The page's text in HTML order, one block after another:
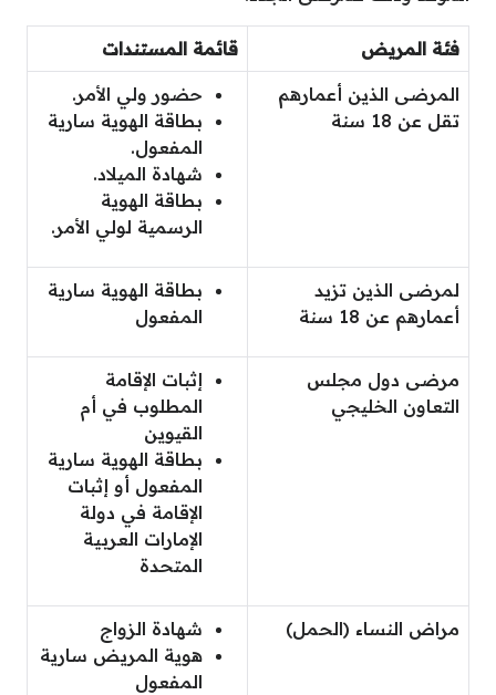
فئة المريض قائمة المستندات
المرضى الذين أعمارهم
تقل عن 18 سنة
حضور ولي الأمر.
بطاقة الهوية سارية
المفعول.
شهادة الميلاد.
بطاقة الهوية
الرسمية لولي الأمر.
لمرضى الذين تزيد
أعمارهم عن 18 سنة
بطاقة الهوية سارية
المفعول
مرضى دول مجلس
التعاون الخليجي
إثبات الإقامة
المطلوب في أم
القيوين
بطاقة الهوية سارية
المفعول أو إثبات
الإقامة في دولة
الإمارات العربية
المتحدة
مراض النساء (الحمل)
شهادة الزواج
هوية المريض سارية
المفعول